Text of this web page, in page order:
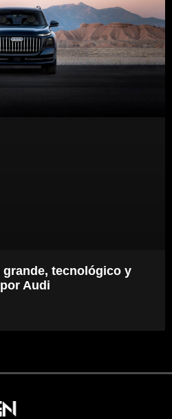
grande, tecnológico y
Audi